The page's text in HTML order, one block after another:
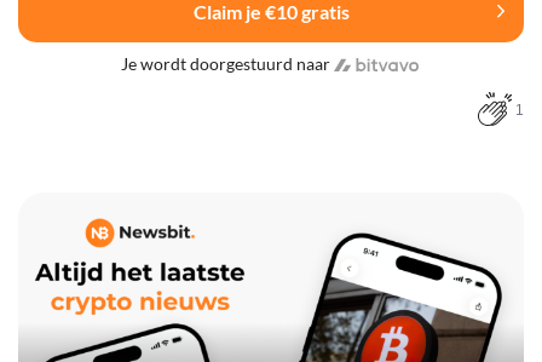
Claim je €10 gratis
Je wordt doorgestuurd naar
1